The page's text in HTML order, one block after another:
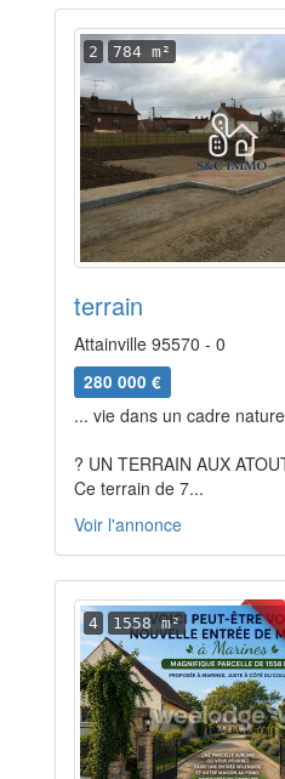
2 784 m²
terrain
Attainville 95570 - 0
280 000 €
... vie dans un cadre
? UN TERRAIN AUX
Ce terrain de 7...
Voir l'annonce
4 1558 m²